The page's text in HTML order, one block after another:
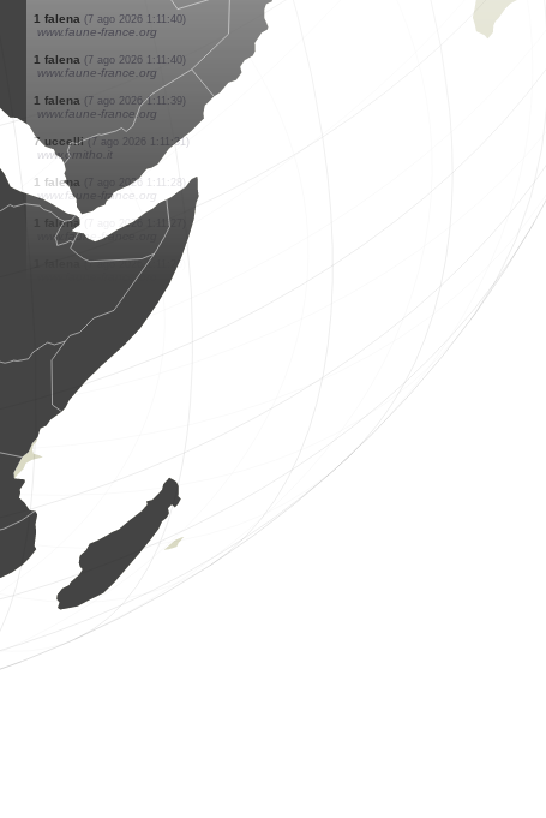
1 uccello (7 ago 2026 1:16:41)
www.ornitho.it
3 uccelli (7 ago 2026 1:16:05)
www.ornitho.it
1 ortottero (7 ago 2026 1:14:11)
www.faune-france.org
1 uccello (7 ago 2026 1:13:30)
www.ornitho.it
2 uccelli (7 ago 2026 1:12:52)
www.ornitho.it
9 uccelli (7 ago 2026 1:12:20)
www.ornitho.it
(7 ago 2026 1:11:54)
www.faune-france.org
(7 ago 2026 1:11:40)
www.faune-france.org
1 falena (7 ago 2026 1:11:40)
www.faune-france.org
1 falena (7 ago 2026 1:11:39)
www.faune-france.org
7 uccelli
www.ornitho.it
1 falena (7 ago 2026 1:11:27)
www.faune-france.org
1 falena (7 ago 2026 1:11:26)
www.faune-france.org
1 gasteropode (7 ago 2026 1:11:24)
www.faune-france.org
(7 ago 2026 1:11:24)
www.faune-france.org